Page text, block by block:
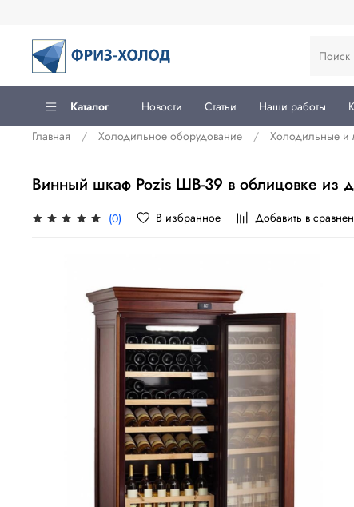
Каталог Новости Статьи Наши работы
Главная
Холодильное оборудование Холодильные и
Винный шкаф Pozis ШВ-39 в облицовке из
(0) В избранное Добавить в